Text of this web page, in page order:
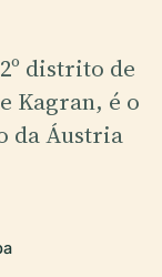
distrito de
Kagran, é o
da Áustria